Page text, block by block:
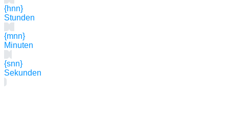
{hnn}
Stunden
{mnn}
Minuten
{snn}
Sekunden